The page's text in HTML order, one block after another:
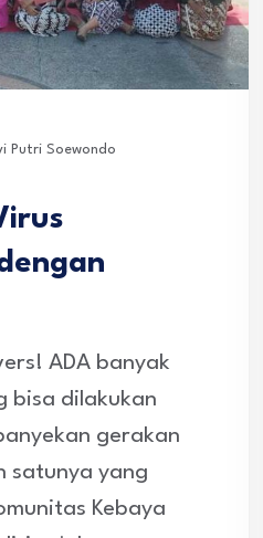
Putri Soewondo
ADA banyak
bisa dilakukan
gerakan
satunya yang
Kebaya